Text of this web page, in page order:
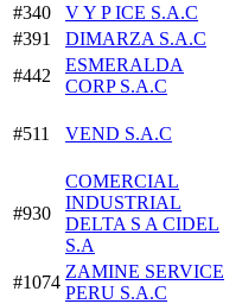
#340
V Y P ICE S.A.C
#391
DIMARZA S.A.C
#442
ESMERALDA
CORP S.A.C
#511 VEND S.A.C
#930
COMERCIAL
INDUSTRIAL
DELTA S A CIDEL
S.A
#1074
ZAMINE SERVICE
PERU S.A.C